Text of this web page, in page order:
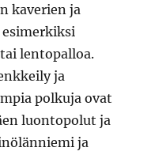
kaverien ja
lentopalloa.
ja
polkuja ovat
luontopolut ja
ja